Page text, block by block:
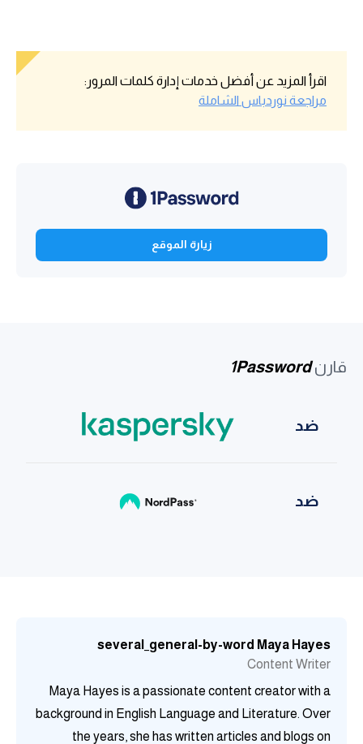
اقرأ المزيد عن أفضل خدمات إدارة كلمات المرور:
مراجعة نوردباس الشاملة
زيارة الموقع
قارن 1Password
ضد
ضد
several_general-by-word Maya Hayes
Content Writer
Maya Hayes is a passionate content creator with a
background in English Language and Literature. Over
the years, she has written articles and blogs on